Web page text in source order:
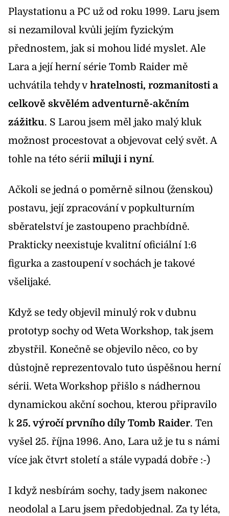
Playstationu a PC už od roku 1999. Laru jsem
si nezamiloval kvůli jejím fyzickým
přednostem, jak si mohou lidé myslet. Ale
Lara a její herní série Tomb Raider mě
uchvátila tehdy v hratelnosti, rozmanitosti a
celkově skvělém adventurně-akčním
zážitku. S Larou jsem měl jako malý kluk
možnost procestovat a objevovat celý svět. A
tohle na této sérii miluji i nyní.
Ačkoli se jedná o poměrně silnou (ženskou)
postavu, její zpracování v popkulturním
sběratelství je zastoupeno prachbídně.
Prakticky neexistuje kvalitní oficiální 1:6
figurka a zastoupení v sochách je takové
všelijaké.
Když se tedy objevil minulý rok v dubnu
prototyp sochy od Weta Workshop, tak jsem
zbystřil. Konečně se objevilo něco, co by
důstojně reprezentovalo tuto úspěšnou herní
sérii. Weta Workshop přišlo s nádhernou
dynamickou akční sochou, kterou připravilo
k25. výročí prvního díly Tomb Raider. Ten
vyšel 25. října 1996. Ano, Lara už je tu s námi
více jak čtvrt století a stále vypadá dobře :-)
I když nesbírám sochy, tady jsem nakonec
neodolal a Laru jsem předobjednal. Za ty léta,